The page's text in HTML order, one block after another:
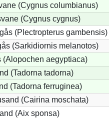
(Cygnus columbianus)
(Cygnus cygnus)
(Plectropterus gambensis)
(Sarkidiornis melanotos)
(Alopochen aegyptiaca)
(Tadorna tadorna)
(Tadorna ferruginea)
(Cairina moschata)
(Aix sponsa)